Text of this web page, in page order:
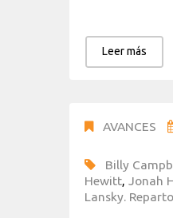
Leer más
AVANCES
Billy
Hewitt, Jonah
Lansky.